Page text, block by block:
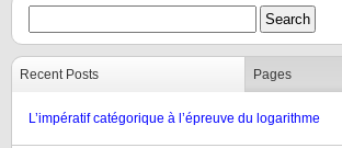
Recent Posts Pages
L’impératif catégorique à l’épreuve du logarithme